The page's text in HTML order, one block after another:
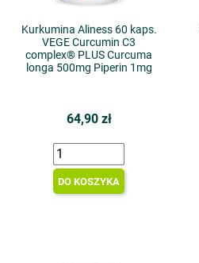
Kurkumina Aliness 60 kaps.
VEGE Curcumin C3
complex® PLUS Curcuma
longa 500mg Piperin 1mg
64,90 zł
DO KOSZYKA